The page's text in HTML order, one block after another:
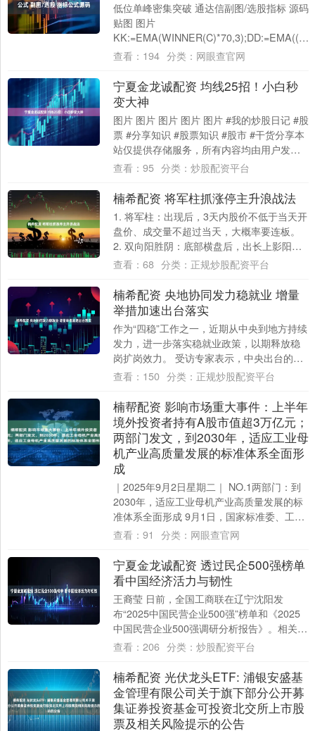
低位单峰密集突破 通达信副图/选股指标 源码
贴图 图片
WINN....
查看： 194 分类： 网眼查官网
宁夏金龙诚配资 均线25招！小白秒
变大神
图片 图片 图片 图片 图片 #我的炒股日记 #股
票 #分享知识 #股票知识 #股市 #干货分享本
站仅提供存储服务，所有内容均由用户发
布，如发现有害或侵权内容，....
查看： 95 分类： 炒股配资平台
楠希配资 将军柱抓涨停主升浪战法
1. 将军柱：出现后，3天内股价不低于当天开
盘价、成交量不超过当天，大概率要连板。 ​​
2. 双向阳胜阴：底部横盘后，出长上影阳
线，能盖住前一天阴线，且成交量更....
查看： 68 分类： 正规炒股配资平台
楠希配资 央地协同发力稳就业 增量
举措加速出台落实
作为“四稳”工作之一，近期从中央到地方持续
发力，进一步落实稳就业政策，以期释放稳
岗扩岗效力。 受访专家表示，中央出台的一
系列财政、货币和产业政策紧紧围绕“就业
查看： 150 分类： 正规炒股配资平台
楠帮配资 影响市场重大事件：上半年
境外投资者持有A股市值超3万亿元；
两部门发文，到2030年，适应工业母
机产业高质量发展的标准体系全面形
成
｜2025年9月2日星期二｜ NO.1两部门：到
2030年，适应工业母机产业高质量发展的标
准体系全面形成 9月1日，国家标准委、工业
和信息化部印发《工业母机高质....
查看： 91 分类： 网眼查官网
宁夏金龙诚配资 透过民企500强榜单
看中国经济活力与韧性
王裔莹 日前，全国工商联在辽宁沈阳发
布“2025中国民营企业500强”榜单和《2025
中国民营企业500强调研分析报告》。相关数
据显示，民营企业500强入围门槛....
查看： 206 分类： 炒股配资平台
楠希配资 光伏龙头ETF: 浦银安盛基
金管理有限公司关于旗下部分公开募
集证券投资基金可投资北交所上市股
票及相关风险提示的公告